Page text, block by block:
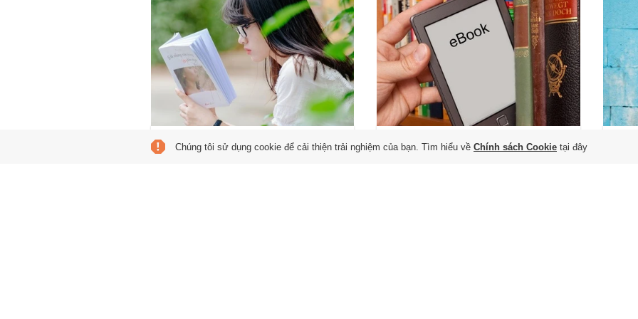
Đọc sách để những ngày
Sách điện tử cho bệnh
Chúng tôi sử dụng cookie để cải thiện trải nghiệm của bạn. Tìm hiểu về Chính sách Cookie tại đây